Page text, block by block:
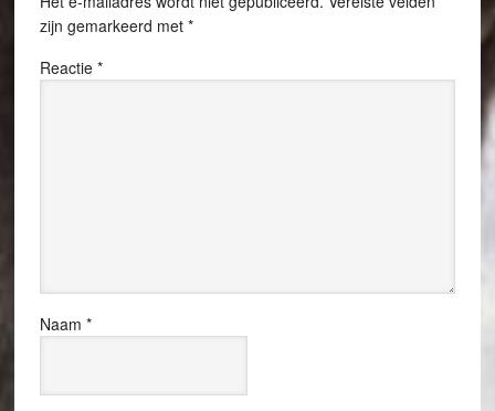
zijn gemarkeerd met *
Reactie *
Naam *